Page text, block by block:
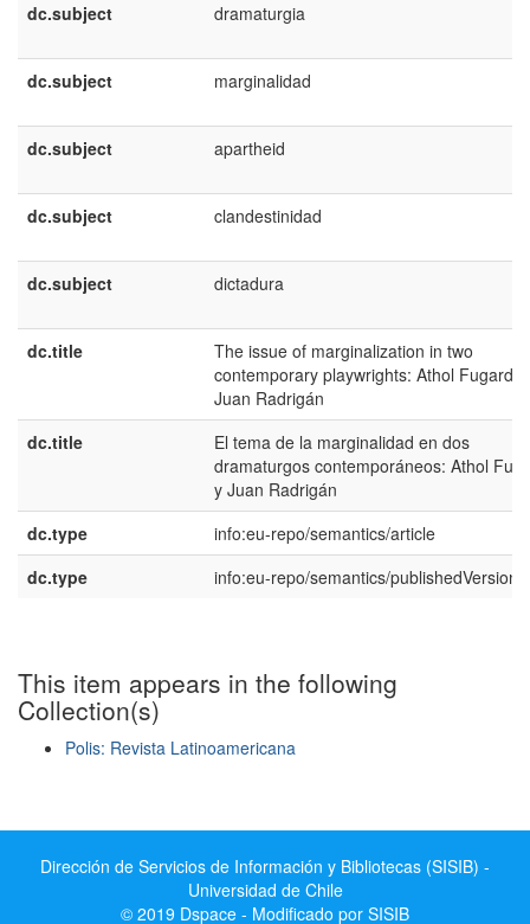
dc.subject dramaturgia
dc.subject marginalidad
dc.subject apartheid
dc.subject clandestinidad
dc.subject dictadura
dc.title
The issue of marginalization in two
contemporary playwrights: Athol Fugard
Juan Radrigán
dc.title
El tema de la marginalidad en dos
dramaturgos contemporáneos: Athol
y Juan Radrigán
dc.type
info:eu-repo/semantics/article
dc.type
info:eu-repo/semantics/publishedVersion
This item appears in the following
Collection(s)
Polis: Revista Latinoamericana
Dirección de Servicios de Información y Bibliotecas (SISIB) -
Universidad de Chile
© 2019 Dspace - Modificado por SISIB